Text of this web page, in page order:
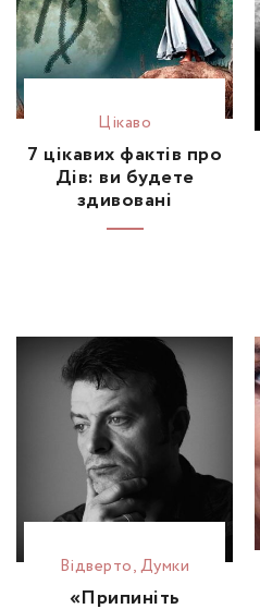
Цікаво
7 цікавих фактів про
Дів: ви будете
здивовані
Відвертo,Думки
«Припиніть